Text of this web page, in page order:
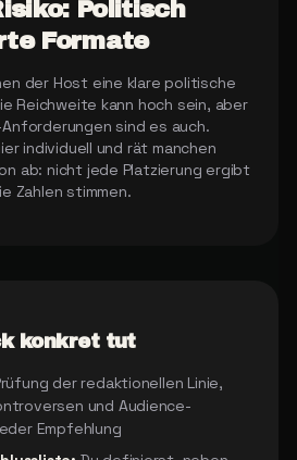
Politisch
Formate
der Host eine klare politische
Reichweite kann hoch sein, aber
sind es auch.
individuell und rät manchen
ab: nicht jede Platzierung ergibt
Zahlen stimmen.
konkret tut
der redaktionellen Linie,
und Audience-
Empfehlung